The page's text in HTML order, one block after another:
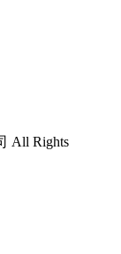
All Rights